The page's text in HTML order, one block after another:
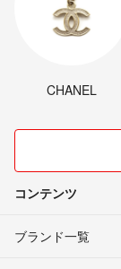
CHANEL
コンテンツ
ブランド一覧